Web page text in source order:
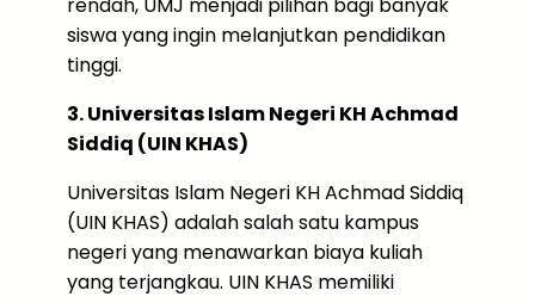
siswa yang ingin melanjutkan pendidikan
tinggi.
3. Universitas Islam Negeri KH Achmad
Siddiq (UIN KHAS)
Universitas Islam Negeri KH Achmad Siddiq
(UIN KHAS) adalah salah satu kampus
negeri yang menawarkan biaya kuliah
yang terjangkau. UIN KHAS memiliki